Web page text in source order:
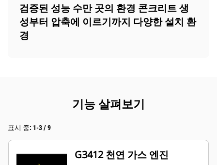
검증된 성능 수만 곳의 환경 콘크리트 생
성부터 압축에 이르기까지 다양한 설치 환
경
기능 살펴보기
표시 중: 1-3 / 9
G3412 천연 가스 엔진